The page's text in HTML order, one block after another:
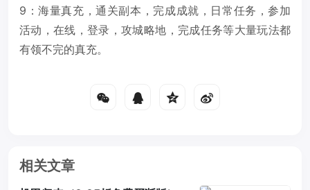
9：海量真充，通关副本，完成成就，日常任务，参加
活动，在线，登录，攻城略地，完成任务等大量玩法都
有领不完的真充。
相关文章